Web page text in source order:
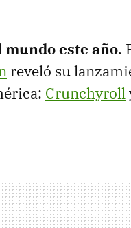
mundo este año.
reveló su
Crunchyroll